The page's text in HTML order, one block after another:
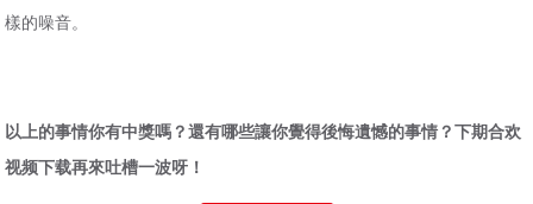
樣的噪音。
以上的事情你有中獎嗎？還有哪些讓你覺得後悔遺憾的事情？下期合欢
视频下载再來吐槽一波呀！